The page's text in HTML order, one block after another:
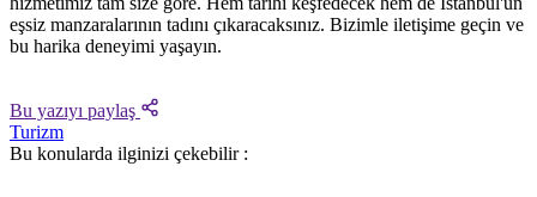
eşsiz manzaralarının tadını çıkaracaksınız. Bizimle iletişime geçin ve
bu harika deneyimi yaşayın.
Bu yazıyı paylaş
Turizm
Bu konularda ilginizi çekebilir :